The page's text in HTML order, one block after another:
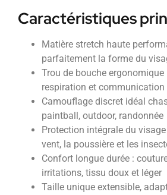
Caractéristiques
Matière stretch haute
parfaitement la forme du
Trou de bouche
respiration et communication
Camouflage discret idéal
paintball, outdoor, randonnée
Protection intégrale du
vent, la poussière et les
Confort longue durée :
irritations, tissu doux et léger
Taille unique extensible,